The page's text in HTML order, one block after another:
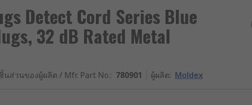
Detect Cord Series Blue
32 dB Rated Metal
นส่วนของผู้ผลิต / Mfr. Part No.: 780901 ผู้ผลิต: Moldex